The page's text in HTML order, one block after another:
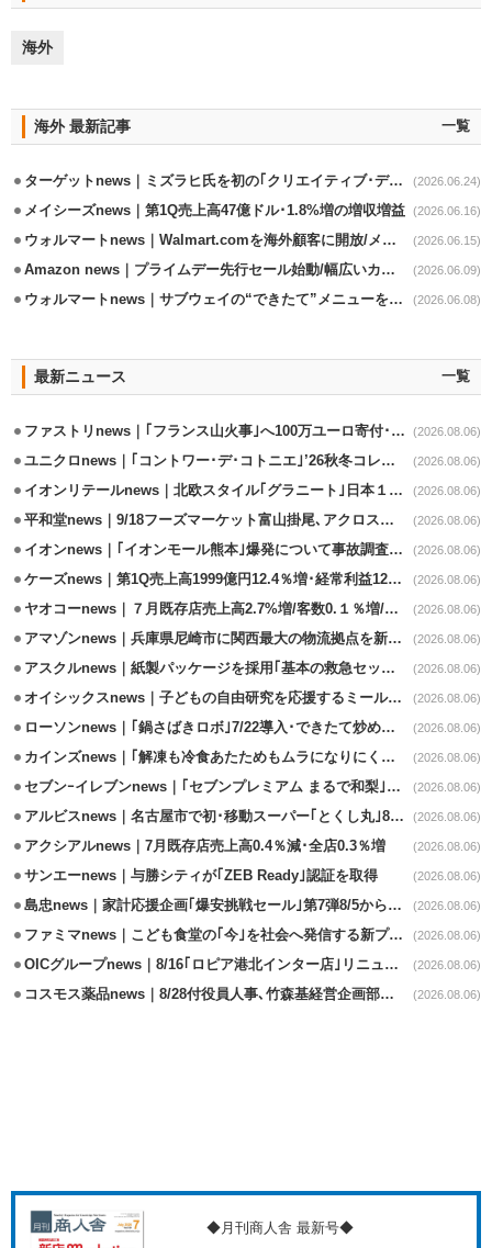
海外
海外 最新記事 一覧
ターゲットnews｜ミズラヒ氏を初の｢クリエイティブ･ディレクター｣に起用 (2026.06.24)
メイシーズnews｜第1Q売上高47億ドル･1.8%増の増収増益 (2026.06.16)
ウォルマートnews｜Walmart.comを海外顧客に開放/メキシコへ配送開始 (2026.06.15)
Amazon news｜プライムデー先行セール始動/幅広いカテゴリーで割引き (2026.06.09)
ウォルマートnews｜サブウェイの“できたて”メニューを最短30分で配送 (2026.06.08)
最新ニュース 一覧
ファストリnews｜｢フランス山火事｣へ100万ユーロ寄付･衣料5万点も提供 (2026.08.06)
ユニクロnews｜｢コントワー･デ･コトニエ｣’26秋冬コレクション8/28発売 (2026.08.06)
イオンリテールnews｜北欧スタイル｢グラニート｣日本１号店を自由が丘に開業 (2026.08.06)
平和堂news｜9/18フーズマーケット富山掛尾､アクロスプラザ内に出店 (2026.08.06)
イオンnews｜｢イオンモール熊本｣爆発について事故調査委員会設置 (2026.08.06)
ケーズnews｜第1Q売上高1999億円12.4％増･経常利益125.0%増 (2026.08.06)
ヤオコーnews｜７月既存店売上高2.7%増/客数0.１％増/客単価2.6％増 (2026.08.06)
アマゾンnews｜兵庫県尼崎市に関西最大の物流拠点を新設・市内2拠点目 (2026.08.06)
アスクルnews｜紙製パッケージを採用｢基本の救急セット｣8/5発売 (2026.08.06)
オイシックスnews｜子どもの自由研究を応援するミールキット8/6発売 (2026.08.06)
ローソンnews｜｢鍋さばきロボ｣7/22導入･できたて炒めメニューを提供 (2026.08.06)
カインズnews｜｢解凍も冷食あたためもムラになりにくいフラットレンジ｣発売 (2026.08.06)
セブンｰイレブンnews｜｢セブンプレミアム まるで和梨｣8/11から順次発売 (2026.08.06)
アルビスnews｜名古屋市で初･移動スーパー｢とくし丸｣8/4運行開始 (2026.08.06)
アクシアルnews｜7月既存店売上高0.4％減･全店0.3％増 (2026.08.06)
サンエーnews｜与勝シティが｢ZEB Ready｣認証を取得 (2026.08.06)
島忠news｜家計応援企画｢爆安挑戦セール｣第7弾8/5から開催 (2026.08.06)
ファミマnews｜こども食堂の｢今｣を社会へ発信する新プロジェクト始動 (2026.08.06)
OICグループnews｜8/16｢ロピア港北インター店｣リニューアル/食品売場拡大 (2026.08.06)
コスモス薬品news｜8/28付役員人事､竹森基経営企画部長が取締役昇格 (2026.08.06)
◆月刊商人舎 最新号◆